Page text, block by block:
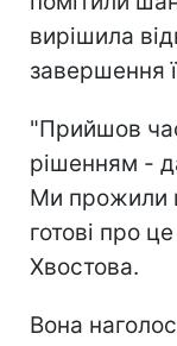
вирішила
завершення
"Прийшов
рішенням -
Ми прожили
готові про
Хвостова.
Вона